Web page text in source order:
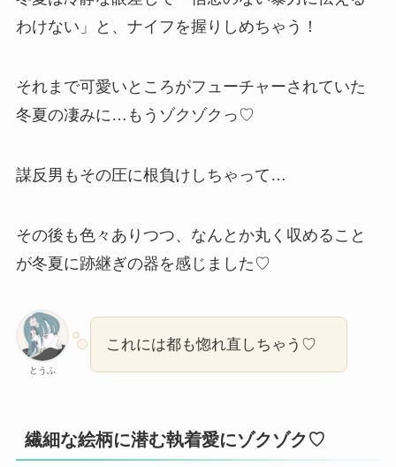
わけない」と、ナイフを握りしめちゃう！
それまで可愛いところがフューチャーされていた
冬夏の凄みに…もうゾクゾクっ♡
謀反男もその圧に根負けしちゃって…
その後も色々ありつつ、なんとか丸く収めること
が冬夏に跡継ぎの器を感じました♡
とうふ
これには都も惚れ直しちゃう♡
繊細な絵柄に潜む執着愛にゾクゾク♡